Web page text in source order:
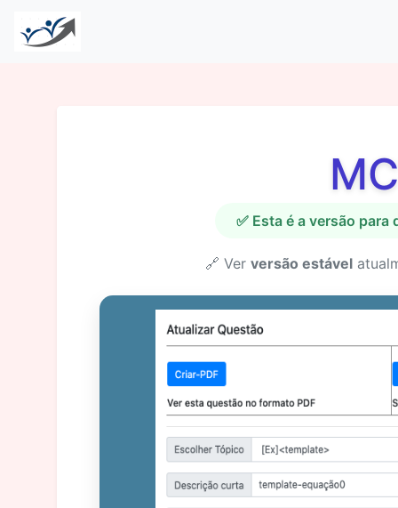
✅ Esta é a versão
🔗 Ver versão estável